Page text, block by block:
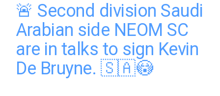
🚨 Second division Saudi
Arabian side NEOM SC
are in talks to sign Kevin
De Bruyne. 🇸🇦😳